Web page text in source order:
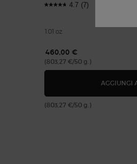
4.7 (7)
1.01 oz
460,00 €
(803,27 €/50 g.)
AGGIUNGI
(803,27 €/50 g.)